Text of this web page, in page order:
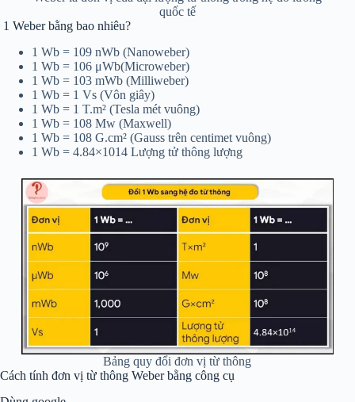
quốc tế
1 Weber bằng bao nhiêu?
1 Wb = 109 nWb (Nanoweber)
1 Wb = 106 μWb(Microweber)
1 Wb = 103 mWb (Milliweber)
1 Wb = 1 Vs (Vôn giây)
1 Wb = 1 T.m² (Tesla mét vuông)
1 Wb = 108 Mw (Maxwell)
1 Wb = 108 G.cm² (Gauss trên centimet vuông)
1 Wb = 4.84×1014 Lượng tử thông lượng
Bảng quy đổi đơn vị từ thông
Cách tính đơn vị từ thông Weber bằng công cụ